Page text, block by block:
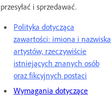
przesyłać i sprzedawać.
Polityka dotycząca
zawartości: imiona i nazwiska
artystów, rzeczywiście
istniejących znanych osób
oraz fikcyjnych postaci
Wymagania dotyczące